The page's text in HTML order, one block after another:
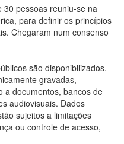
30 pessoas reuniu-se na
para definir os princípios
Chegaram num consenso
são disponibilizados.
gravadas,
a documentos, bancos de
audiovisuais. Dados
sujeitos a limitações
ou controle de acesso,